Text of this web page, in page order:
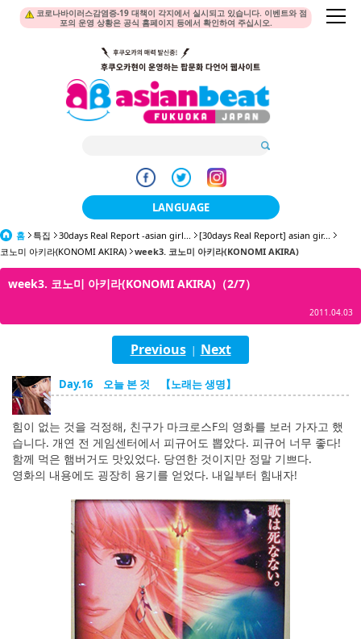
코로나바이러스감염증-19 대책이 각지에서 실시되고 있습니다. 이벤트와 점
포의 운영 상황은 공식 홈페이지 등에서 확인하여 주십시오.
LANGUAGE
日本語
한국어
繁體中文
English
tiéng Viêt
Bahasa Indonesia
홈 특집 30days Real Report -asian girl...
[30days Real Report] asian gir...
코노미 아키라(KONOMI AKIRA)
week3. 코노미 아키라(KONOMI AKIRA)
week3. 코노미 아키라(KONOMI AKIRA)（2/7）
2011.04.03
Previous| Next
Day.16 오늘 본 것 【노래는 생명】
힘이 없는 것을 걱정해, 친구가 마크로스F의 영화를 보러 가자고 했
습니다. 개연 전 게임센터에서 피규어도 뽑았다. 피규어 너무 좋다!
함께 먹은 햄버거도 맛있었다. 당연한 것이지만 정말 기쁘다.
영화의 내용에도 굉장히 용기를 얻었다. 내일부터 힘내자!